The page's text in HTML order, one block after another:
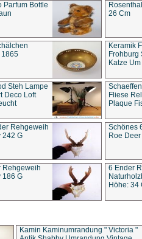
Parfum Bottle
26 Cm
Keramik
Frohburg
Katze
Steh Lampe
Deco Loft
Fliese
Plaque
Rehgeweih
242 G
Schönes
Roe
Rehgeweih
186 G
6 Ender
Höhe: 34
Kamin Kaminumrandung " Victoria "